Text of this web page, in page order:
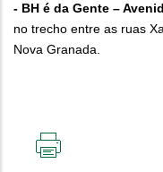
- BH é da Gente –
no trecho entre as ruas
Nova Granada.